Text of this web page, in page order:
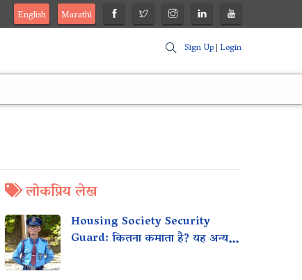
English
Marathi
Sign Up|Login
लोकप्रिय लेख
Housing Society Security
Guard: कितना कमाता है? यह अन्य